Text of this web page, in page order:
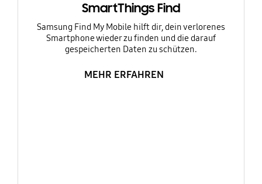
SmartThings Find
Samsung Find My Mobile hilft dir, dein verlorenes
Smartphone wieder zu finden und die darauf
gespeicherten Daten zu schützen.
MEHR ERFAHREN